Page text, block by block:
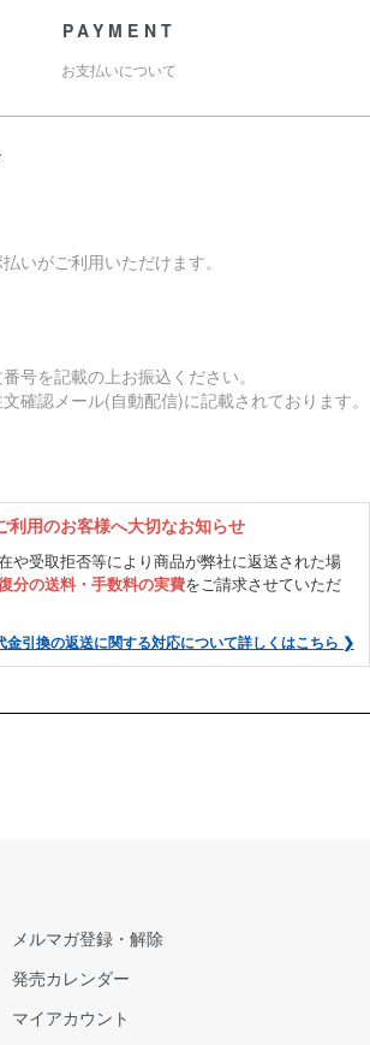
PAYMENT
お支払いについて
いがご利用いただけます。
号を記載の上お振込ください。
確認メール(自動配信)に記載されております。
用のお客様へ大切なお知らせ
や受取拒否等により商品が弊社に返送された場
分の送料・手数料の実費をご請求させていただ
金引換の返送に関する対応について詳しくはこちら ❯
メルマガ登録・解除
発売カレンダー
マイアカウント